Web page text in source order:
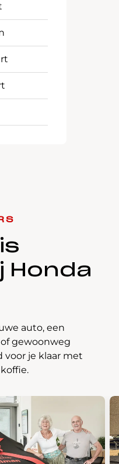
Honda
auto, een
gewoonweg
voor je klaar met